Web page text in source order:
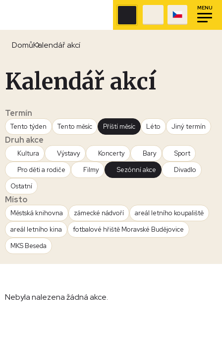
MENU
DomůKalendář akcí
Kalendář akcí
Termín
Tento týden Tento měsíc Příští měsíc Léto Jiný termín
Druh akce
Kultura Výstavy Koncerty Bary
Sport
Pro děti a rodiče
Filmy Sezónní akce
Divadlo
Ostatní
Místo
Městská knihovna zámecké nádvoří
areál letního koupaliště
areál letního kina
fotbalové hřiště Moravské Budějovice
MKS Beseda
Nebyla nalezena žádná akce.